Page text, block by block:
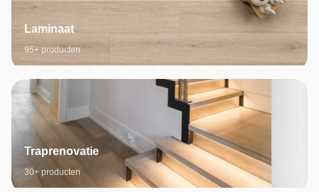
Laminaat
95+ producten
Traprenovatie
30+ producten